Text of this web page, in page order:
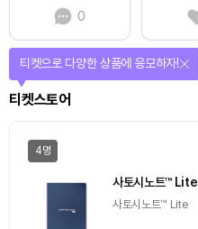
0
티켓스토어
티켓으로 다양한 상품에 응모하자!
4명
사토시노트™ Lite
사토시노트™ Lite